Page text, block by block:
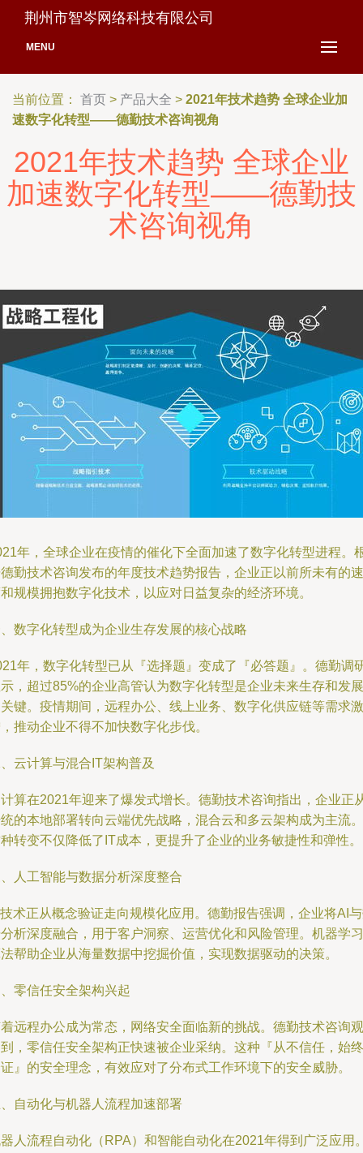
荆州市智岑网络科技有限公司
MENU
当前位置： 首页 > 产品大全 > 2021年技术趋势 全球企业加
速数字化转型——德勤技术咨询视角
2021年技术趋势 全球企业
加速数字化转型——德勤技
术咨询视角
年，全球企业在疫情的催化下全面加速了数字化转型进程。
勤技术咨询发布的年度技术趋势报告，企业正以前所未有的速
规模拥抱数字化技术，以应对日益复杂的经济环境。
数字化转型成为企业生存发展的核心战略
年，数字化转型已从『选择题』变成了『必答题』。德勤调
，超过85%的企业高管认为数字化转型是企业未来生存和发展
键。疫情期间，远程办公、线上业务、数字化供应链等需求激
推动企业不得不加快数字化步伐。
云计算与混合IT架构普及
算在2021年迎来了爆发式增长。德勤技术咨询指出，企业正
的本地部署转向云端优先战略，混合云和多云架构成为主流。
转变不仅降低了IT成本，更提升了企业的业务敏捷性和弹性。
人工智能与数据分析深度整合
术正从概念验证走向规模化应用。德勤报告强调，企业将AI
析深度融合，用于客户洞察、运营优化和风险管理。机器学习
帮助企业从海量数据中挖掘价值，实现数据驱动的决策。
零信任安全架构兴起
远程办公成为常态，网络安全面临新的挑战。德勤技术咨询观
，零信任安全架构正快速被企业采纳。这种『从不信任，始终
』的安全理念，有效应对了分布式工作环境下的安全威胁。
自动化与机器人流程加速部署
人流程自动化（RPA）和智能自动化在2021年得到广泛应用